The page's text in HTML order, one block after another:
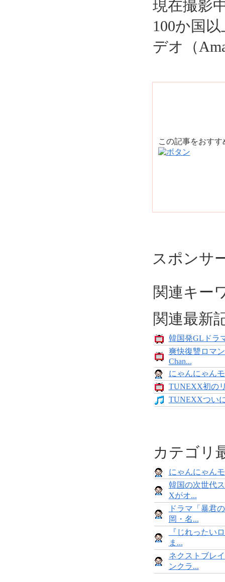
現在撮影
100か国
デオ（
この記事をおす
スポンサ
関連キー
関連最新
韓国発GLドラ
爽快復讐ロマ
Chan...
にゃんにゃん
TUNEXX初の
TUNEXXつい
カテゴリ
にゃんにゃん
韓国の次世代
Xがオ...
ドラマ「暴君
岡・名...
『じれったい
ま...
ネクストブレ
ンクラ...